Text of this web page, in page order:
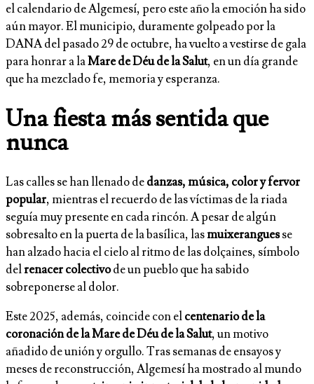
el calendario de Algemesí, pero este año la emoción ha sido
aún mayor. El municipio, duramente golpeado por la
DANA del pasado 29 de octubre, ha vuelto a vestirse de gala
para honrar a laMare de Déu de la Salut, en un día grande
que ha mezclado fe, memoria y esperanza.
Una fiesta más sentida que
nunca
Las calles se han llenado dedanzas, música, color y fervor
popular, mientras el recuerdo de las víctimas de la riada
seguía muy presente en cada rincón. A pesar de algún
sobresalto en la puerta de la basílica, lasmuixeranguesse
han alzado hacia el cielo al ritmo de las dolçaines, símbolo
delrenacer colectivode un pueblo que ha sabido
sobreponerse al dolor.
Este 2025, además, coincide con elcentenario de la
coronación de la Mare de Déu de la Salut, un motivo
añadido de unión y orgullo. Tras semanas de ensayos y
meses de reconstrucción, Algemesí ha mostrado al mundo